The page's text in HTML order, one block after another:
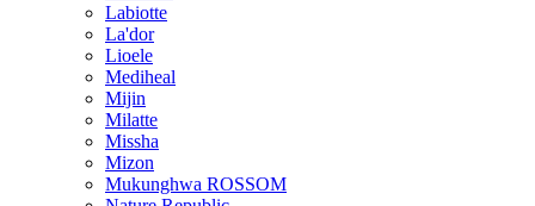
Labiotte
La'dor
Lioele
Mediheal
Mijin
Milatte
Missha
Mizon
Mukunghwa ROSSOM